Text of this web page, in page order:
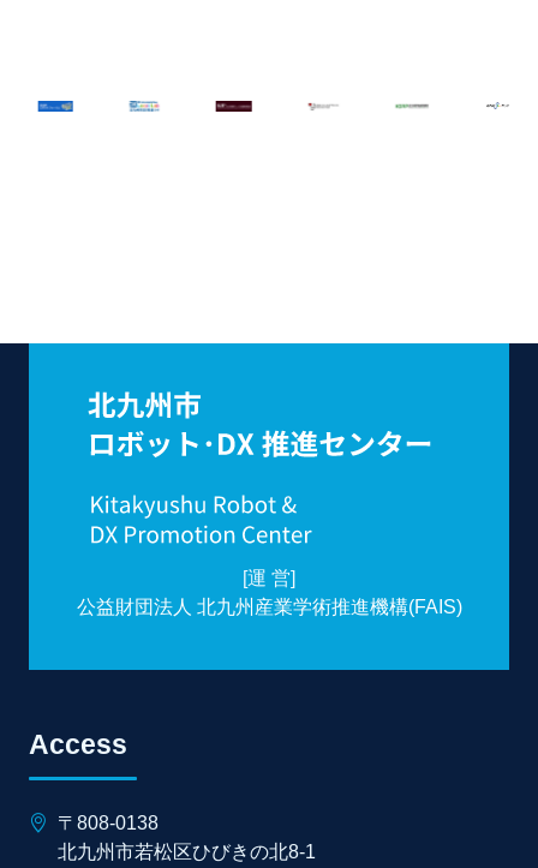
[運 営]
公益財団法人 北九州産業学術推進機構(FAIS)
Access
〒808-0138
北九州市若松区ひびきの北8-1